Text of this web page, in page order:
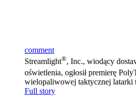
comment
Streamlight®, Inc., wiodący
oświetlenia, ogłosił premierę
wielopaliwowej taktycznej latarki
Full story